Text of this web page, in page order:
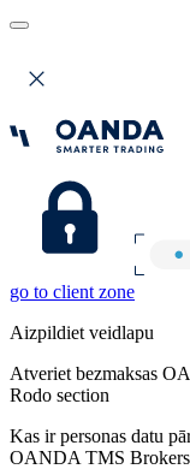
go to client zone
Aizpildiet veidlapu
Atveriet bezmaksas
Rodo section
Kas ir personas datu
OANDA TMS